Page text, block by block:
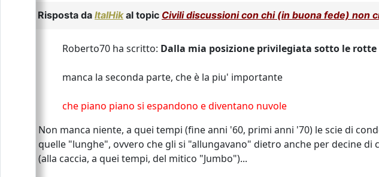
Risposta da ItalHikal topic Civili discussioni con chi (in buona fede) non
Roberto70 ha scritto: Dalla mia posizione privilegiata sotto le
manca la seconda parte, che è la piu' importante
che piano piano si espandono e diventano nuvole
Non manca niente, a quei tempi (fine anni '60, primi anni '70) le scie di
quelle "lunghe", ovvero che gli si "allungavano" dietro anche per decine
(alla caccia, a quei tempi, del mitico "Jumbo")...